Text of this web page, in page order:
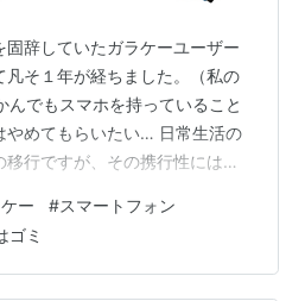
辞していたガラケーユーザー
そ１年が経ちました。（私の
でもスマホを持っていること
やめてもらいたい… 日常生活の
行ですが、その携行性には難
が上でした。 それでも、色々
ますが‥‥ 色々と便利ではあ
といったことはまず無かった私
ー #スマートフォン
ゴミ